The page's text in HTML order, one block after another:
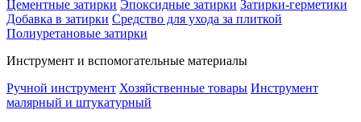
Цементные затирки Эпоксидные затирки Затирки-герметики
Добавка в затирки Средство для ухода за плиткой
Полиуретановые затирки
Инструмент и вспомогательные материалы
Ручной инструмент Хозяйственные товары Инструмент
малярный и штукатурный